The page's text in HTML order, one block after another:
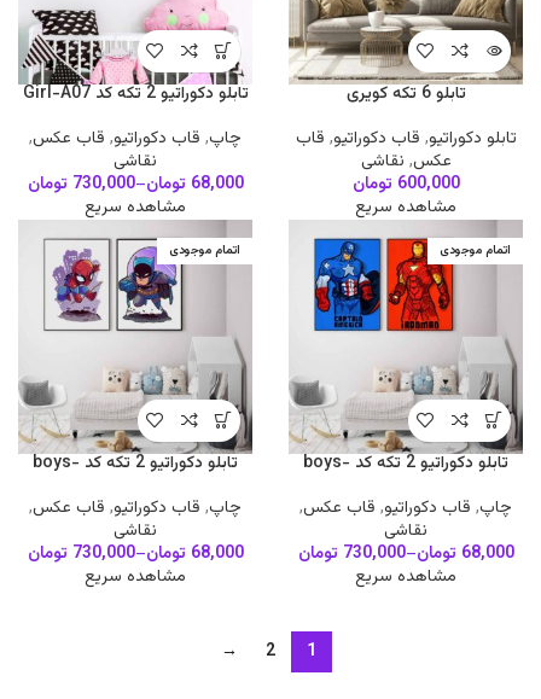
تابلو 6 تکه کویری
تابلو دکوراتیو, قاب دکوراتیو, قاب
عکس, نقاشی
600,000 تومان
مشاهده سریع
تابلو دکوراتیو 2 تکه کد Girl-A07
چاپ, قاب دکوراتیو, قاب عکس,
نقاشی
68,000 تومان–
730,000 تومان
مشاهده سریع
اتمام موجودی
تابلو دکوراتیو 2 تکه کد boys-
چاپ, قاب دکوراتیو, قاب عکس,
نقاشی
68,000 تومان–
730,000 تومان
مشاهده سریع
اتمام موجودی
تابلو دکوراتیو 2 تکه کد boys-
چاپ, قاب دکوراتیو, قاب عکس,
نقاشی
68,000 تومان–
730,000 تومان
مشاهده سریع
1
2
→